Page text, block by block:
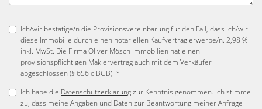
Ich/wir bestätige/n die Provisionsvereinbarung für den Fall, dass ich/wir
diese Immobilie durch einen notariellen Kaufvertrag erwerbe/n. 2,98 %
inkl. MwSt. Die Firma Oliver Mösch Immobilien hat einen
provisionspflichtigen Maklervertrag auch mit dem Verkäufer
abgeschlossen (§ 656 c BGB). *
Ich habe die Datenschutzerklärungzur Kenntnis genommen. Ich stimme
zu, dass meine Angaben und Daten zur Beantwortung meiner Anfrage